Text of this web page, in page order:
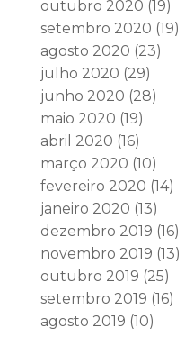
outubro 2020 (19)
setembro 2020 (19)
agosto 2020 (23)
julho 2020 (29)
junho 2020 (28)
maio 2020 (19)
abril 2020 (16)
março 2020 (10)
fevereiro 2020 (14)
janeiro 2020 (13)
dezembro 2019 (16)
novembro 2019 (13)
outubro 2019 (25)
setembro 2019 (16)
agosto 2019 (10)